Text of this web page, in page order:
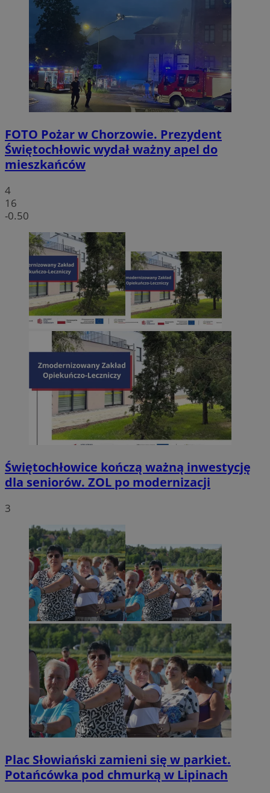
FOTO Pożar w Chorzowie. Prezydent
Świętochłowic wydał ważny apel do
mieszkańców
4
16
-0.50
Świętochłowice kończą ważną inwestycję
dla seniorów. ZOL po modernizacji
3
Plac Słowiański zamieni się w parkiet.
Potańcówka pod chmurką w Lipinach